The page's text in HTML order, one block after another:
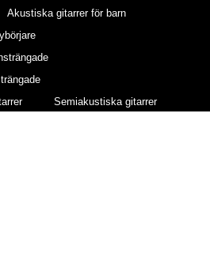
Akustiska gitarrer för barn
Semiakustiska gitarrer